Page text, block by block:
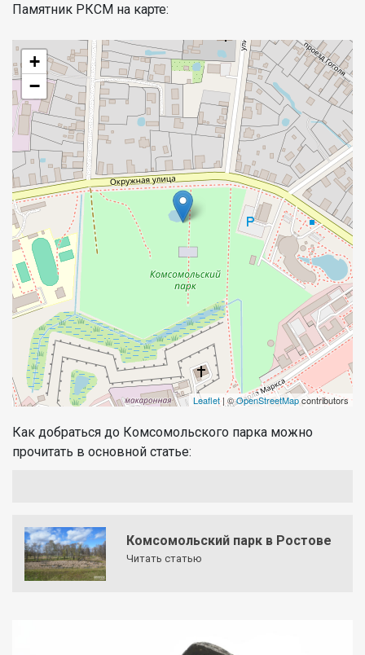
Памятник РКСМ на карте:
+
−
Leaflet| ©OpenStreetMapcontributors
Как добраться до Комсомольского парка можно
прочитать в основной статье:
Комсомольский парк в Ростове
Читать статью